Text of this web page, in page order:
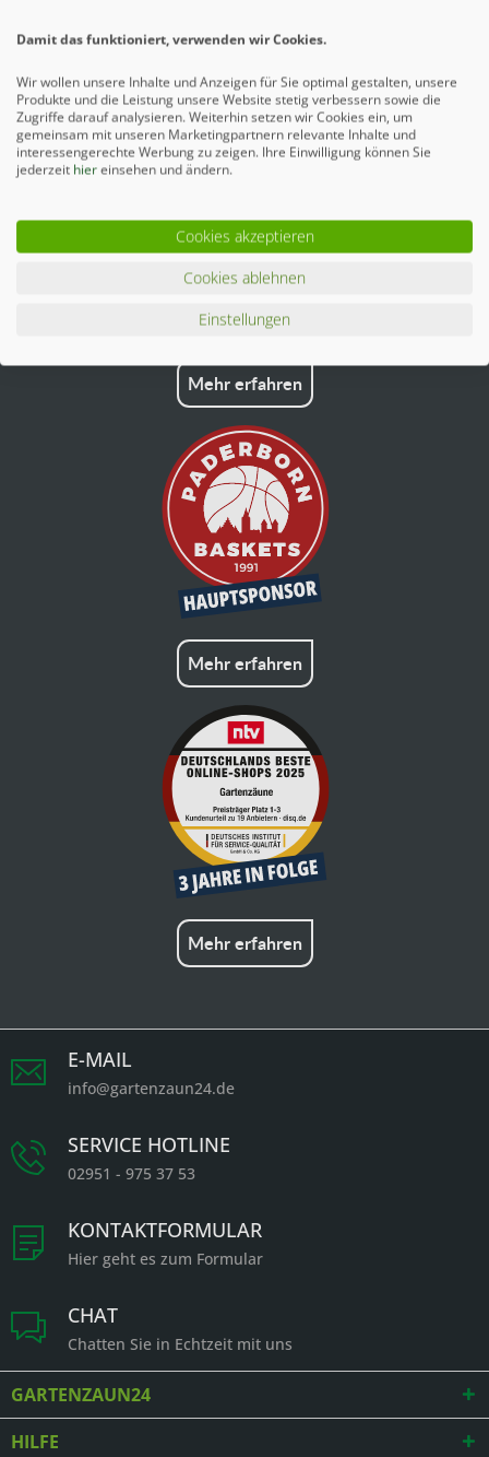
Ähnliche Artikel
Mehr erfahren
Mehr erfahren
Mehr erfahren
E-MAIL
info@gartenzaun24.de
SERVICE HOTLINE
02951 - 975 37 53
KONTAKTFORMULAR
Hier geht es zum Formular
CHAT
Chatten Sie in Echtzeit mit uns
GARTENZAUN24
HILFE
Damit das funktioniert, verwenden wir Cookies.
Wir wollen unsere Inhalte und Anzeigen für Sie optimal gestalten, unsere
Produkte und die Leistung unsere Website stetig verbessern sowie die
Zugriffe darauf analysieren. Weiterhin setzen wir Cookies ein, um
gemeinsam mit unseren Marketingpartnern relevante Inhalte und
interessengerechte Werbung zu zeigen. Ihre Einwilligung können Sie
jederzeit hiereinsehen und ändern.
Cookies akzeptieren
Cookies ablehnen
Einstellungen